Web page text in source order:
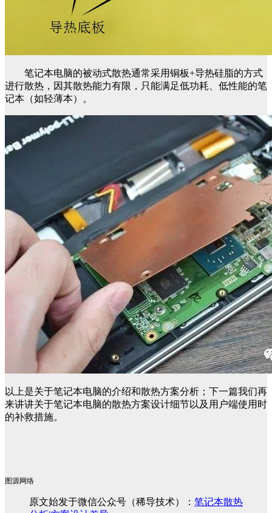
笔记本电脑的被动式散热通常采用铜板+导热硅脂的方式
进行散热，因其散热能力有限，只能满足低功耗、低性能的笔
记本（如轻薄本）。
以上是关于笔记本电脑的介绍和散热方案分析；下一篇我们再
来讲讲关于笔记本电脑的散热方案设计细节以及用户端使用时
的补救措施。
图源网络
原文始发于微信公众号（稀导技术）： 笔记本散热